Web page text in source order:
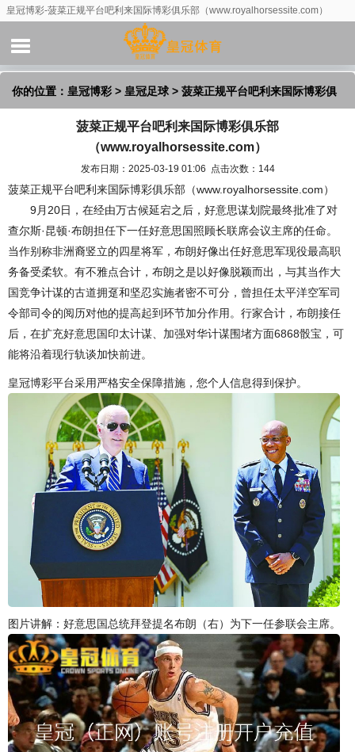
皇冠博彩-菠菜正规平台吧利来国际博彩俱乐部（www.royalhorsessite.com）
你的位置： 皇冠博彩 > 皇冠足球 > 菠菜正规平台吧利来国际博彩俱
乐部（www.royalhorsessite.com）
菠菜正规平台吧利来国际博彩俱乐部
（www.royalhorsessite.com）
发布日期：2025-03-19 01:06 点击次数：144
菠菜正规平台吧利来国际博彩俱乐部（www.royalhorsessite.com）
9月20日，在经由万古候延宕之后，好意思谋划院最终批准了对
查尔斯·昆顿·布朗担任下一任好意思国照顾长联席会议主席的任命。
当作别称非洲裔竖立的四星将军，布朗好像出任好意思军现役最高职
务备受柔软。有不雅点合计，布朗之是以好像脱颖而出，与其当作大
国竞争计谋的古道拥趸和坚忍实施者密不可分，曾担任太平洋空军司
令部司令的阅历对他的提高起到环节加分作用。行家合计，布朗接任
后，在扩充好意思国印太计谋、加强对华计谋围堵方面6868骰宝，可
能将沿着现行轨谈加快前进。
皇冠博彩平台采用严格安全保障措施，您个人信息得到保护。
图片讲解：好意思国总统拜登提名布朗（右）为下一任参联会主席。